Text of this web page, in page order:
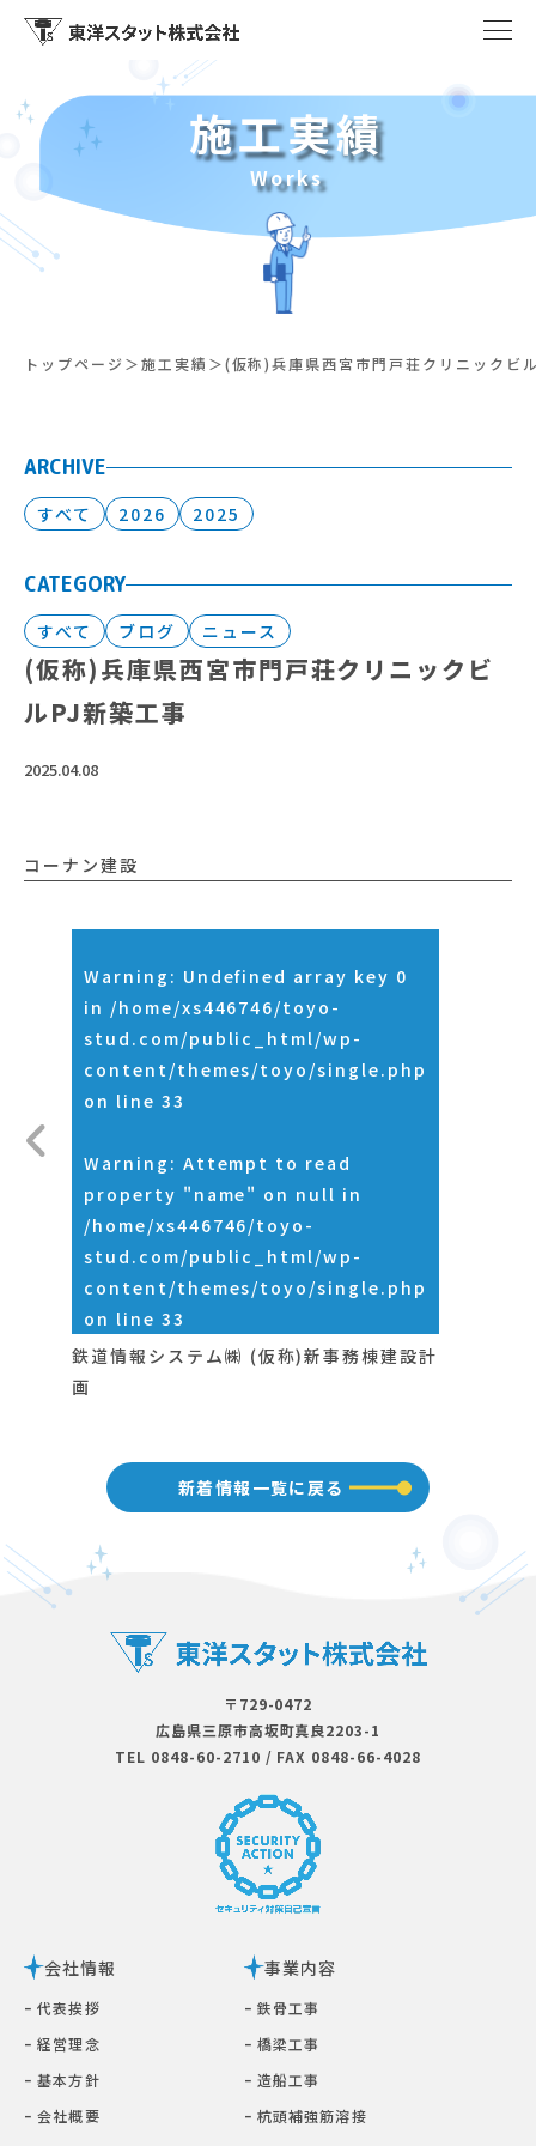
施工実績
Works
トップページ 施工実績 (仮称)兵庫県西宮市門戸荘クリニックビ
ARCHIVE
すべて 2026 2025
CATEGORY
すべて ブログ ニュース
(仮称)兵庫県西宮市門戸荘クリニックビ
ルPJ新築工事
2025.04.08
コーナン建設
Warning : Undefined array key 0
in /home/xs446746/toyo-
stud.com/public_html/wp-
content/themes/toyo/single.php
on line 33
Warning : Attempt to read
property "name" on null in
/home/xs446746/toyo-
stud.com/public_html/wp-
content/themes/toyo/single.php
on line 33
鉄道情報システム㈱ (仮称)新事務棟建設計
画
新着情報一覧に戻る
〒729-0472
広島県三原市⾼坂町真良2203-1
TEL 0848-60-2710 / FAX 0848-66-4028
会社情報
ｰ 代表挨拶
ｰ 経営理念
ｰ 基本⽅針
ｰ 会社概要
事業内容
ｰ 鉄⾻⼯事
ｰ 橋梁⼯事
ｰ 造船工事
ｰ 杭頭補強筋溶接